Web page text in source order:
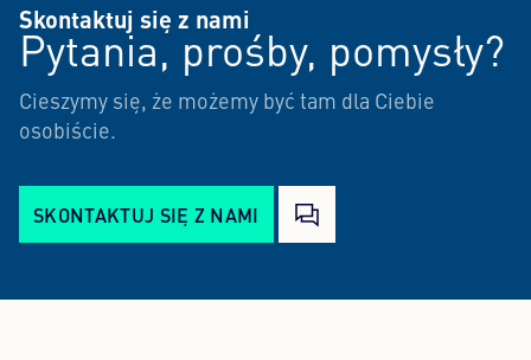
Skontaktuj się z nami
Pytania, prośby, pomysły?
Cieszymy się, że możemy być tam dla Ciebie
osobiście.
SKONTAKTUJ SIĘ Z NAMI